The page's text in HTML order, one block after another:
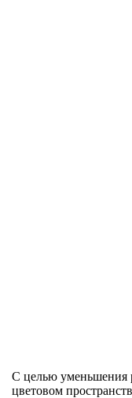
С целью уменьшения
цветовом